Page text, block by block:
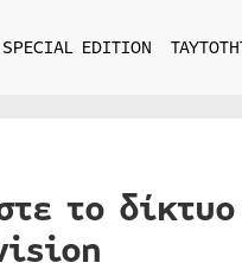
SPECIAL EDITION
το